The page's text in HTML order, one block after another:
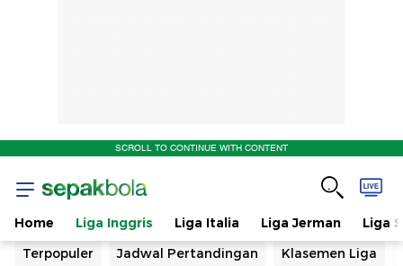
SCROLL TO CONTINUE WITH CONTENT
Home Liga Inggris Liga Italia Liga Jerman
Liga
Terpopuler
Jadwal Pertandingan Klasemen Liga